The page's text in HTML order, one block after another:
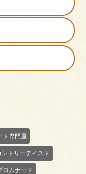
ト専門屋
トリーテイスト
ロムナード